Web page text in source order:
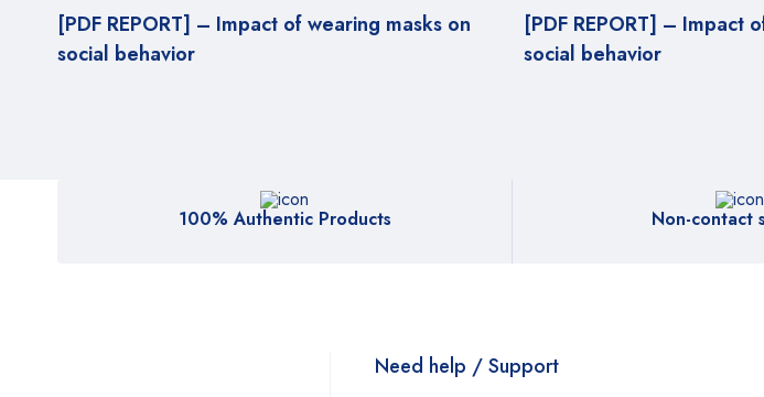
[PDF REPORT] – Impact of wearing masks on
social behavior
[PDF REPORT] – Impact
social behavior
100% Authentic Products Non-contact
Need help / Support